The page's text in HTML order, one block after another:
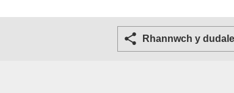
Rhannwch y